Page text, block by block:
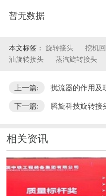
暂无数据
本文标签： 旋转接头 挖机
油旋转接头
蒸汽旋转接头
上一篇: 扰流器的作用及
下一篇: 腾旋科技旋转接
相关资讯